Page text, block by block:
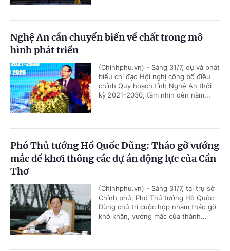
Nghệ An cần chuyển biến về chất trong mô
hình phát triển
(Chinhphu.vn) - Sáng 31/7, dự và phát
biểu chỉ đạo Hội nghị công bố điều
chỉnh Quy hoạch tỉnh Nghệ An thời
kỳ 2021-2030, tầm nhìn đến năm...
Phó Thủ tướng Hồ Quốc Dũng: Tháo gỡ vướng
mắc để khơi thông các dự án động lực của Cần
Thơ
(Chinhphu.vn) - Sáng 31/7, tại trụ sở
Chính phủ, Phó Thủ tướng Hồ Quốc
Dũng chủ trì cuộc họp nhằm tháo gỡ
khó khăn, vướng mắc của thành...